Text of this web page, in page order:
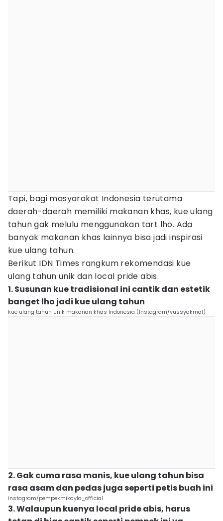
Tapi, bagi masyarakat Indonesia terutama
daerah-daerah memiliki makanan khas, kue ulang
tahun gak melulu menggunakan tart lho. Ada
banyak makanan khas lainnya bisa jadi inspirasi
kue ulang tahun.
Berikut IDN Times rangkum rekomendasi kue
ulang tahun unik dan local pride abis.
1. Susunan kue tradisional ini cantik dan estetik
banget lho jadi kue ulang tahun
kue ulang tahun unik makanan khas Indonesia (Instagram/yussyakmal)
2. Gak cuma rasa manis, kue ulang tahun bisa
rasa asam dan pedas juga seperti petis buah ini
instagram/pempekmikayla_official
3. Walaupun kuenya local pride abis, harus